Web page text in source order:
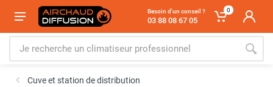
Besoin d'un conseil ?
03 88 08 67 05
0
Cuve et station de distribution